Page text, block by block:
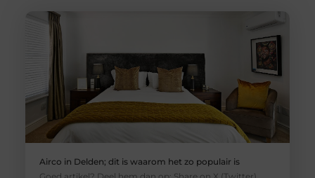
Airco in Delden; dit is waarom het zo populair is